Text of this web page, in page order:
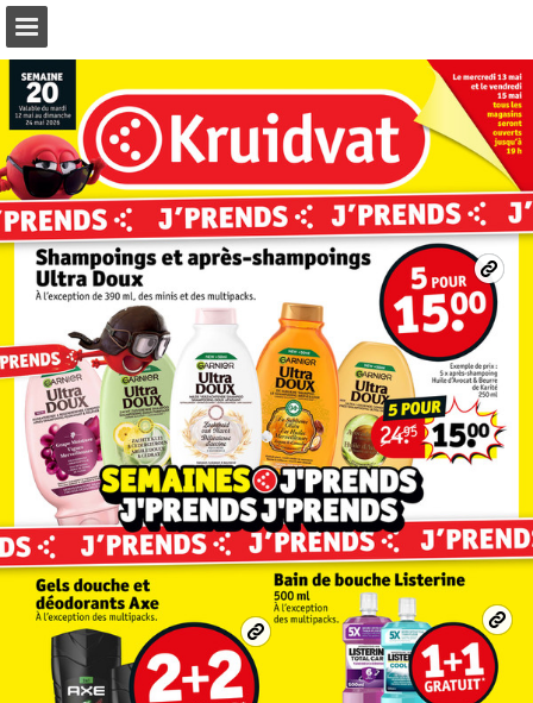
Aperçu des pages
Télécharger le PDF
Rechercher
Cookie settings
Publication du rapport